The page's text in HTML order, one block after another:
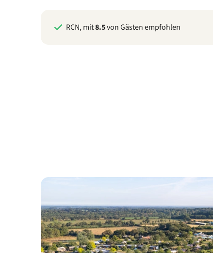
RCN, mit8.5von Gästen empfohlen